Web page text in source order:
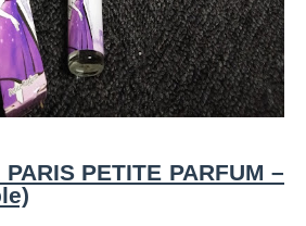
PETITE PARFUM –